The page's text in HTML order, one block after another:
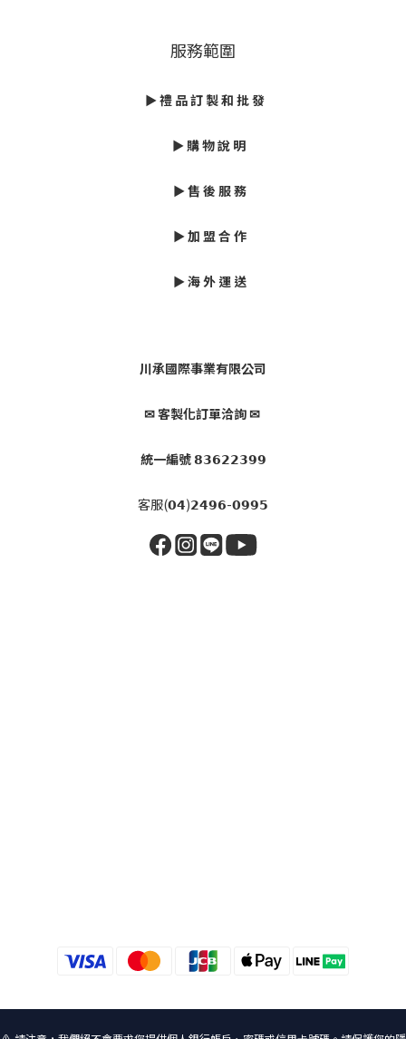
服務範圍
► 禮 品 訂 製 和 批 發
► 購 物 說 明
► 售 後 服 務
► 加 盟 合 作
► 海 外 運 送
川承國際事業有限公司
✉ 客製化訂單洽詢 ✉
統一編號 𝟴𝟯𝟲𝟮𝟮𝟯𝟵𝟵
客服(𝟬𝟰)𝟮𝟰𝟵𝟲-𝟬𝟵𝟵𝟱